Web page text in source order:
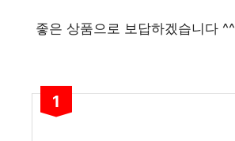
좋은 상품으로 보답하겠습니다 ^^
1